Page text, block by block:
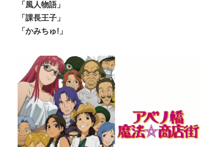
「風人物語」
「課長王子」
「かみちゅ!」